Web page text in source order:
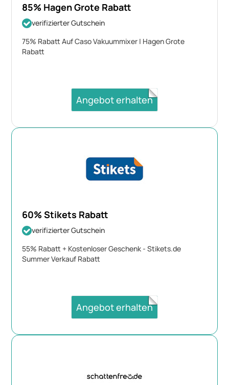
85% Hagen Grote Rabatt
verifizierter Gutschein
75% Rabatt Auf Caso Vakuummixer | Hagen Grote
Rabatt
Angebot erhalten
60% Stikets Rabatt
verifizierter Gutschein
55% Rabatt + Kostenloser Geschenk - Stikets.de
Summer Verkauf Rabatt
Angebot erhalten